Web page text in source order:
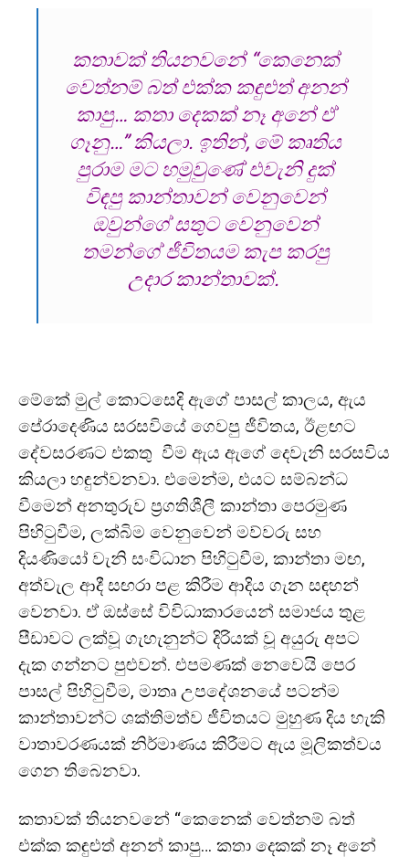
කතාවක් තියනවනේ “කෙනෙක්
වෙත්නම් බත් එක්ක කඳුළුත් අනන්
කාපු… කතා දෙකක් නෑ අනේ ඒ
ගෑනු…” කියලා. ඉතින්, මේ කෘතිය
පුරාම මට හමුවුණේ එවැනි දුක්
විඳපු කාන්තාවන් වෙනුවෙන්
ඔවුන්ගේ සතුට වෙනුවෙන්
තමන්ගේ ජීවිතයම කැප කරපු
උදාර කාන්තාවක්.
මේකේ මුල් කොටසෙදි ඇගේ පාසල් කාලය, ඇය
පේරාදෙණිය සරසවියේ ගෙවපු ජීවිතය, ඊළඟට
දේවසරණට එකතු වීම ඇය ඇගේ දෙවැනි සරසවිය
කියලා හඳුන්වනවා. එමෙන්ම, එයට සම්බන්ධ
වීමෙන් අනතුරුව ප්‍රගතිශීලී කාන්තා පෙරමුණ
පිහිටුවීම, ලක්බිම වෙනුවෙන් මව්වරු සහ
දියණියෝ වැනි සංවිධාන පිහිටුවීම, කාන්තා මඟ,
අත්වැල ආදී සඟරා පළ කිරීම ආදිය ගැන සඳහන්
වෙනවා. ඒ ඔස්සේ විවිධාකාරයෙන් සමාජය තුළ
පීඩාවට ලක්වූ ගැහැනුන්ට දිරියක් වූ අයුරු අපට
දැක ගන්නට පුළුවන්. එපමණක් නෙවෙයි පෙර
පාසල් පිහිටුවීම, මාතෘ උපදේශනයේ පටන්ම
කාන්තාවන්ට ශක්තිමත්ව ජීවිතයට මුහුණ දිය හැකි
වාතාවරණයක් නිර්මාණය කිරීමට ඇය මූලිකත්වය
ගෙන තිබෙනවා.
කතාවක් තියනවනේ “කෙනෙක් වෙත්නම් බත්
එක්ක කඳුළුත් අනන් කාපු… කතා දෙකක් නෑ අනේ